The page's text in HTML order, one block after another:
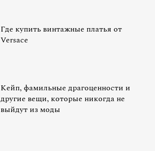
Где купить винтажные платья от
Versace
Кейп, фамильные драгоценности и
другие вещи, которые никогда не
выйдут из моды